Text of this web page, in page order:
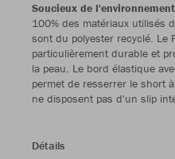
Soucieux de
100% des matériaux utilisés
sont du polyester recyclé. Le
particulièrement durable et
la peau. Le bord élastique
permet de resserrer le short
ne disposent pas d'un slip
Détails